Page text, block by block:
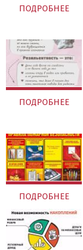
ПОДРОБНЕЕ
ПОДРОБНЕЕ
ПОДРОБНЕЕ